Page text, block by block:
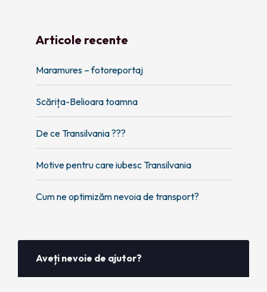
Articole recente
Maramures – fotoreportaj
Scărița-Belioara toamna
De ce Transilvania ???
Motive pentru care iubesc Transilvania
Cum ne optimizăm nevoia de transport?
Aveți nevoie de ajutor?